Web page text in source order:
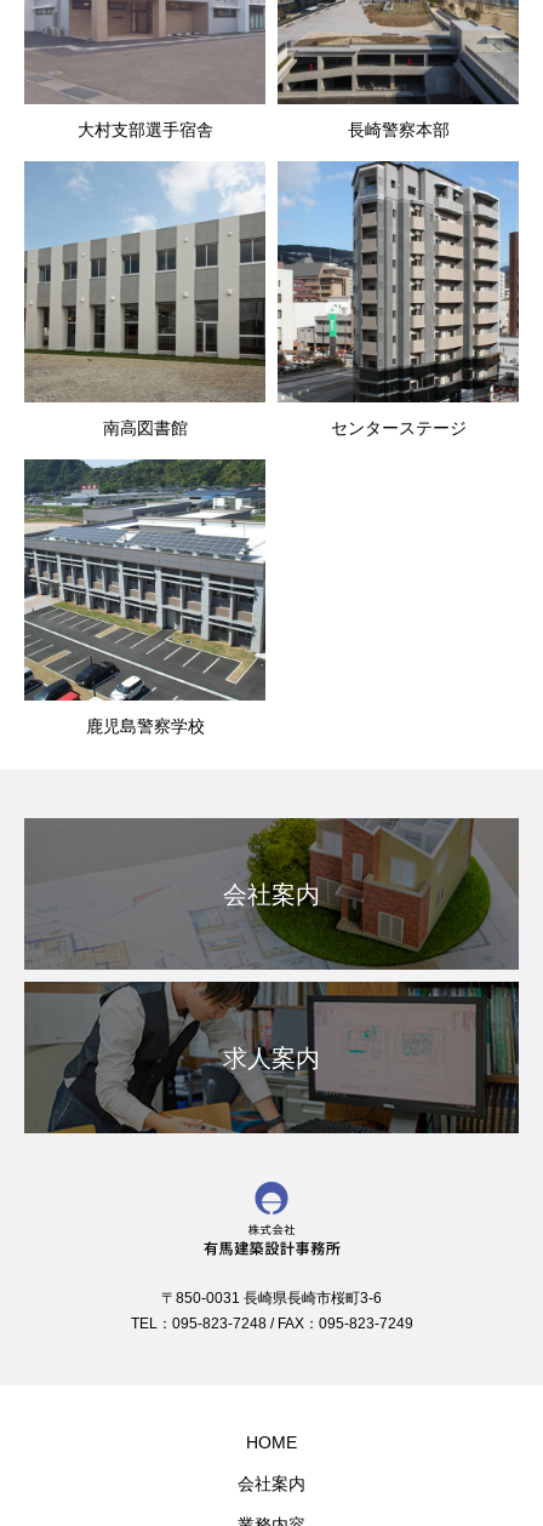
大村支部選手宿舎 長崎警察本部
南高図書館 センターステージ
鹿児島警察学校
会社案内
求人案内
〒850-0031 長崎県長崎市桜町3-6
TEL：095-823-7248 / FAX：095-823-7249
HOME
会社案内